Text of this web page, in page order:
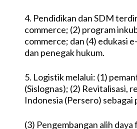
4. Pendidikan dan SDM
commerce; (2) program
commerce; dan (4) edukasi
dan penegak hukum.
5. Logistik melalui: (1)
(Sislognas); (2) Revitalisasi,
Indonesia (Persero) sebagai
(3) Pengembangan alih